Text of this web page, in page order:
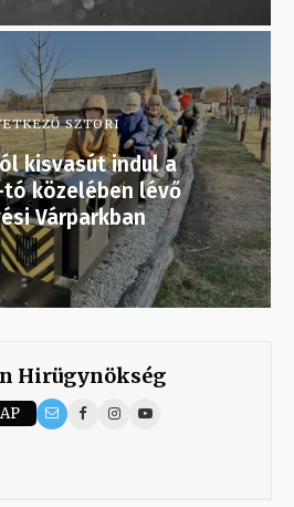
SZTORI
kisvasút indul a
közelében lévő
Várparkban
Hirügynökség